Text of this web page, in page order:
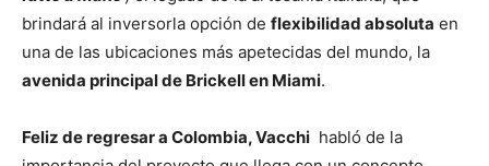
brindará al inversorla opción de flexibilidad absoluta en
una de las ubicaciones más apetecidas del mundo, la
avenida principal de Brickell en Miami.
Feliz de regresar a Colombia, Vacchi habló de la